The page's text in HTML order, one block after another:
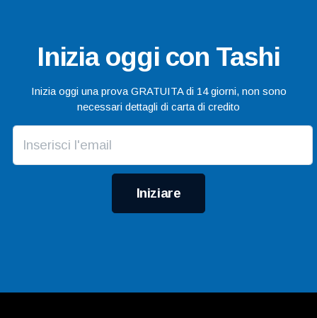
Inizia oggi con Tashi
Inizia oggi una prova GRATUITA di 14 giorni, non sono
necessari dettagli di carta di credito
Iniziare